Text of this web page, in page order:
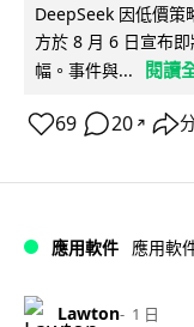
DeepSeek 因低價策
方於 8 月 6 日宣布
幅。事件與...
閱讀
69 20 ↗
應用軟件 應用軟
Lawton 1 日